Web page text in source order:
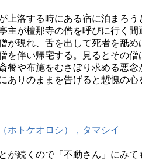
上洛する時にある宿に泊まろ
主が檀那寺の僧を呼びに行く間
が現れ、舌を出して死者を舐
を伴い帰宅する。見るとその
餐や布施をむさぼり求める悪
ありのままを告げると慙愧の心
ホトケオロシ），タマシイ
が続くので「不動さん」にみ